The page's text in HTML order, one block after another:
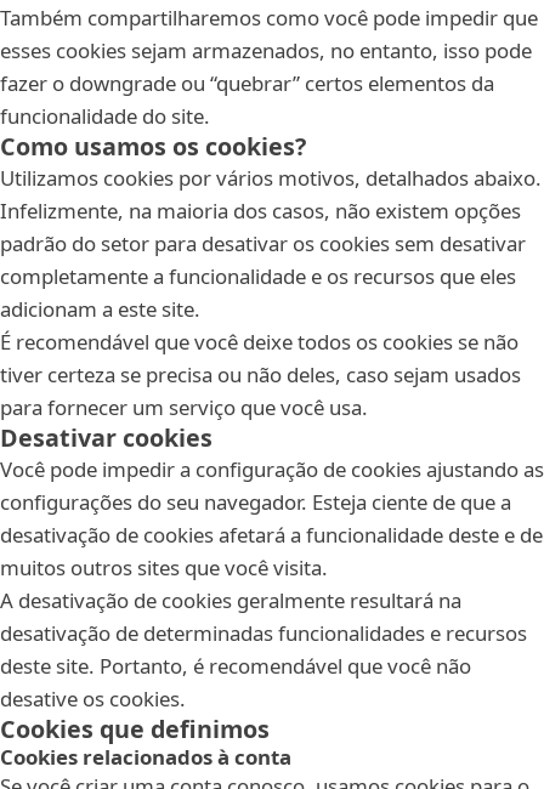
Também compartilharemos como você pode impedir que
esses cookies sejam armazenados, no entanto, isso pode
fazer o downgrade ou “quebrar” certos elementos da
funcionalidade do site.
Como usamos os cookies?
Utilizamos cookies por vários motivos, detalhados abaixo.
Infelizmente, na maioria dos casos, não existem opções
padrão do setor para desativar os cookies sem desativar
completamente a funcionalidade e os recursos que eles
adicionam a este site.
É recomendável que você deixe todos os cookies se não
tiver certeza se precisa ou não deles, caso sejam usados
para fornecer um serviço que você usa.
Desativar cookies
Você pode impedir a configuração de cookies ajustando as
configurações do seu navegador. Esteja ciente de que a
desativação de cookies afetará a funcionalidade deste e de
muitos outros sites que você visita.
A desativação de cookies geralmente resultará na
desativação de determinadas funcionalidades e recursos
deste site. Portanto, é recomendável que você não
desative os cookies.
Cookies que definimos
Cookies relacionados à conta